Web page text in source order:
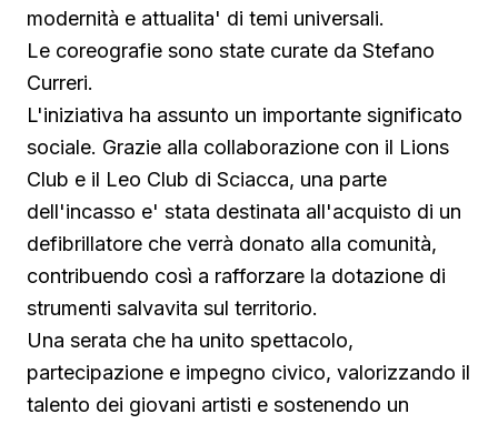
modernità e attualita' di temi universali.
Le coreografie sono state curate da Stefano
Curreri.
L'iniziativa ha assunto un importante significato
sociale. Grazie alla collaborazione con il Lions
Club e il Leo Club di Sciacca, una parte
dell'incasso e' stata destinata all'acquisto di un
defibrillatore che verrà donato alla comunità,
contribuendo così a rafforzare la dotazione di
strumenti salvavita sul territorio.
Una serata che ha unito spettacolo,
partecipazione e impegno civico, valorizzando il
talento dei giovani artisti e sostenendo un